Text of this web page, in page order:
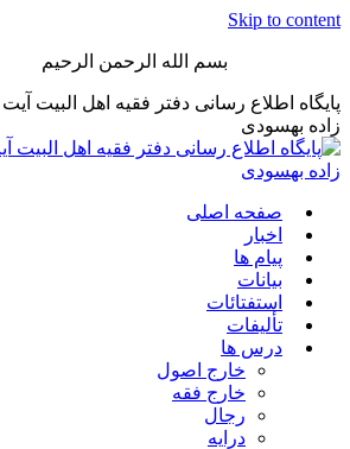
Skip to content
بسم الله الرحمن الرحیم
پایگاه اطلاع رسانی دفتر فقیه اهل البیت
زاده بهسودی
صفحه اصلی
اخبار
پیام ها
بیانات
استفتائات
تألیفات
درس ها
خارج اصول
خارج فقه
رجال
درایه